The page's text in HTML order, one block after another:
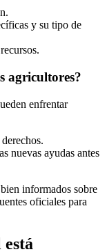
y su tipo de
agricultores?
enfrentar
nuevas ayudas antes
informados sobre
oficiales para